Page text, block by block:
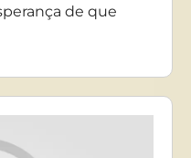
de que